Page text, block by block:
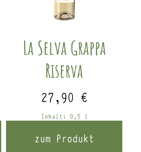
La Selva Grappa
Riserva
27,90€
Inhalt: 0,5 l
zum Produkt